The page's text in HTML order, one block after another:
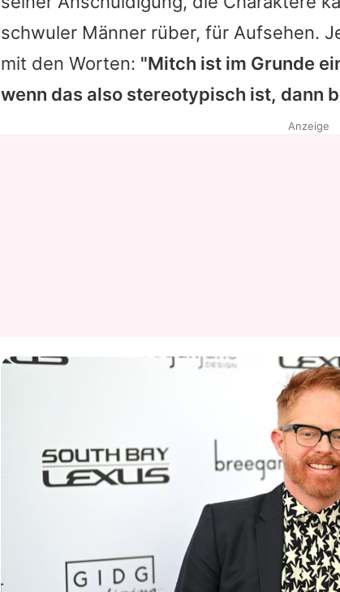
schwuler Männer rüber, für Aufsehen.
mit den Worten: "Mitch ist im Grunde
wenn das also stereotypisch ist, dann
Anzeige